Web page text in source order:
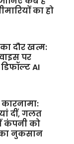
का हो
दौर खत्म:
पर
AI
दीं, गलत
कंपनी को
नुकसान